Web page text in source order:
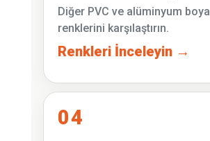
Diğer PVC ve alüminyum boya
renklerini karşılaştırın.
Renkleri İnceleyin →
04